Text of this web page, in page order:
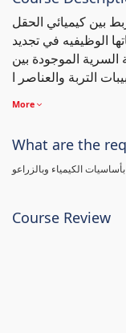
بين كيميائي الحقل
الوظيفيه في تجديد
السرية الموجودة بين
More
What are the
الكيمياء وبالزراعو
Course Review